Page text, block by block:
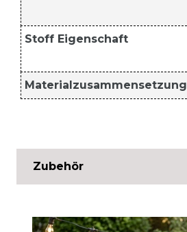
Stoff Eigenschaft
Materialzusammensetzung
Zubehör